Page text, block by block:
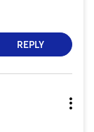
REPLY